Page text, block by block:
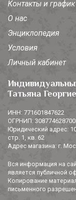
Контакты и график
О нас
Энциклопедия
Условия
Личный кабинет
Татьяна
ИНН: 771601847622
ОГРНИП:
Юридический адрес:
стр. 1, кв. 62
Адрес магазина: г.
Вся информация на
является публичной
Копирование
письменного